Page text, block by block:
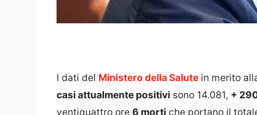
I dati del Ministero della Salute in merito
casi attualmente positivi sono 14.081, +
ventiquattro ore 6 morti che portano il